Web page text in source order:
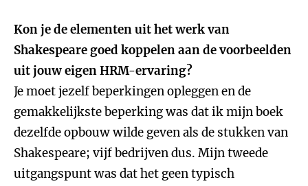
Kon je de elementen uit het werk van
Shakespeare goed koppelen aan de voorbeelden
uit jouw eigen HRM-ervaring?
Je moet jezelf beperkingen opleggen en de
gemakkelijkste beperking was dat ik mijn boek
dezelfde opbouw wilde geven als de stukken van
Shakespeare; vijf bedrijven dus. Mijn tweede
uitgangspunt was dat het geen typisch